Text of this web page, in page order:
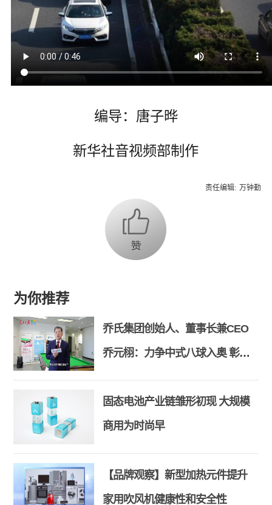
编导：唐子晔
新华社音视频部制作
责任编辑: 万钟勤
为你推荐
乔氏集团创始人、董事长兼CEO
乔元栩：力争中式八球入奥 彰显
和合共生精神
固态电池产业链雏形初现 大规模
商用为时尚早
【品牌观察】新型加热元件提升
家用吹风机健康性和安全性